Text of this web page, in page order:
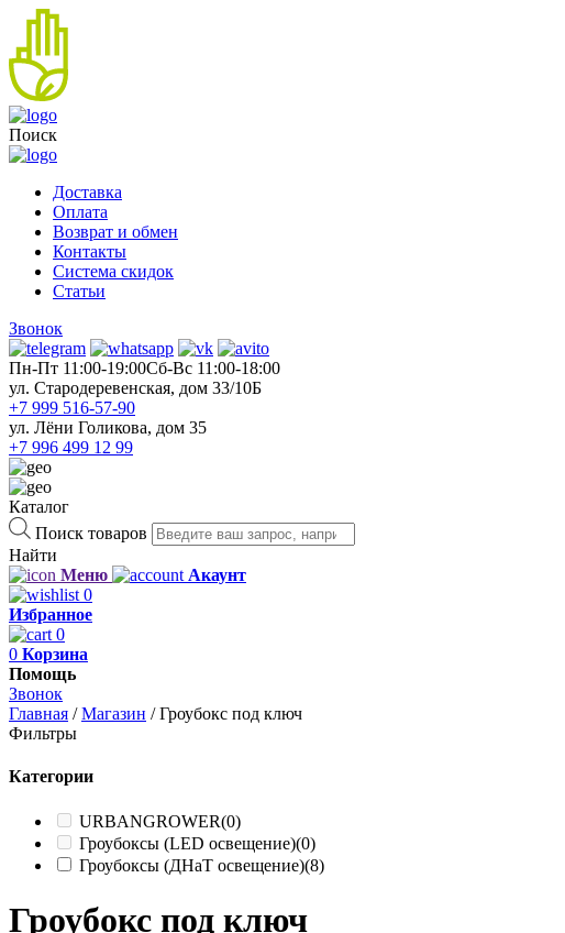
Поиск
Доставка
Оплата
Возврат и обмен
Контакты
Система скидок
Статьи
Звонок
Пн-Пт 11:00-19:00Cб-Вс 11:00-18:00
ул. Стародеревенская, дом 33/10Б
+7 999 516-57-90
ул. Лёни Голикова, дом 35
+7 996 499 12 99
Каталог
Поиск товаров
Найти
Меню
Акаунт
0
Избранное
0
0 Корзина
Помощь
Звонок
Главная /Магазин /Гроубокс под ключ
Фильтры
Категории
URBANGROWER(0)
Гроубоксы (LED освещение)(0)
Гроубоксы (ДНаТ освещение)(8)
Гроубокс под ключ